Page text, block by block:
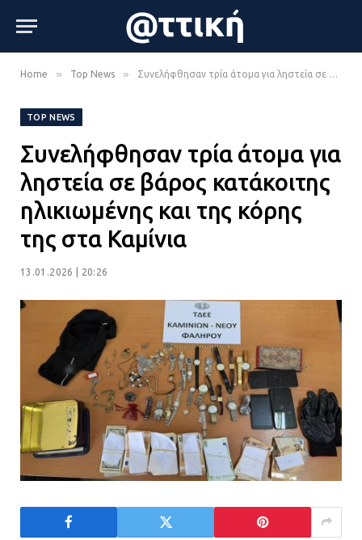
Home » Top News » Συνελήφθησαν τρία άτομα για ληστεία σε βάρος κατάκοιτης ηλικιωμένης και της κόρης της στα Καμίνια
TOP NEWS
Συνελήφθησαν τρία άτομα για
ληστεία σε βάρος κατάκοιτης
ηλικιωμένης και της κόρης
της στα Καμίνια
13.01.2026 | 20:26